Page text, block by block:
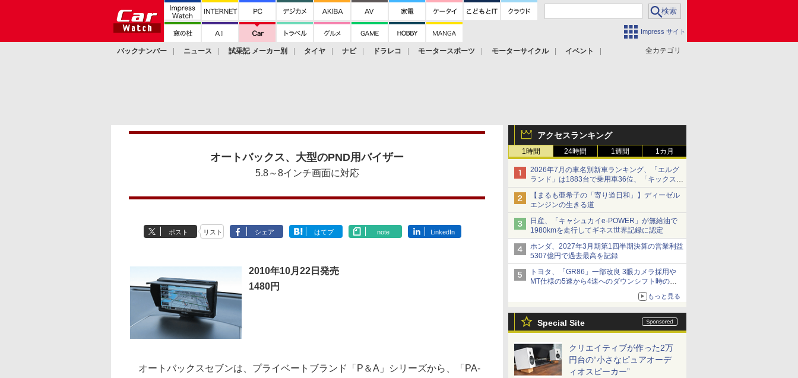
Impress サイト
全カテゴリ
バックナンバー ニュース 試乗記 メーカー別 タイヤ ナビ ドラレコ モータースポーツ モーターサイクル
イベント
アクセスランキング
1時間 24時間 1週間 1カ月
2026年7月の車名別新車ランキング、「エルグ
ランド」は1883台で乗用車36位、「キックス」
は2591台で27位に
【まるも亜希子の「寄り道日和」】ディーゼル
エンジンの生きる道
日産、「キャシュカイe-POWER」が無給油で
1980kmを走行してギネス世界記録に認定
ホンダ、2027年3月期第1四半期決算の営業利益
5307億円で過去最高を記録
トヨタ、「GR86」一部改良 3眼カメラ採用や
MT仕様の5速から4速へのダウンシフト時の操
もっと見る
Special Site
クリエイティブが作った2万
円台の“小さなピュアオーデ
ィオスピーカー”
オートバックス、大型のPND用バイザー
5.8～8インチ画面に対応
ポスト リスト シェア はてブ note LinkedIn
2010年10月22日発売
1480円
オートバックスセブンは、プライベートブランド「P＆A」シリーズから、「PA-